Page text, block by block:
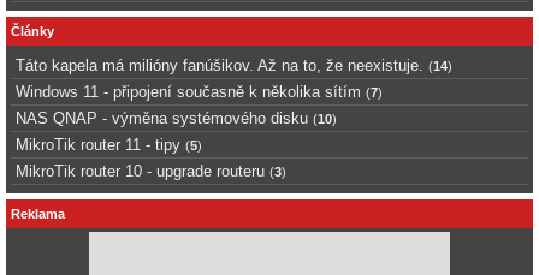
Články
Táto kapela má milióny fanúšikov. Až na to, že neexistuje. (14)
Windows 11 - připojení současně k několika sítím (7)
NAS QNAP - výměna systémového disku (10)
MikroTik router 11 - tipy (5)
MikroTik router 10 - upgrade routeru (3)
Reklama